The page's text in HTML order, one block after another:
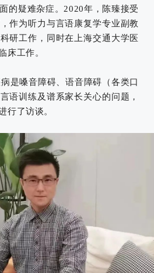
的疑难杂症。2020年，陈臻接受
作为听力与言语康复学专业副教
研工作，同时在上海交通大学医
床工作。
是嗓音障碍、语音障碍（各类口
语训练及谱系家长关心的问题，
行了访谈。